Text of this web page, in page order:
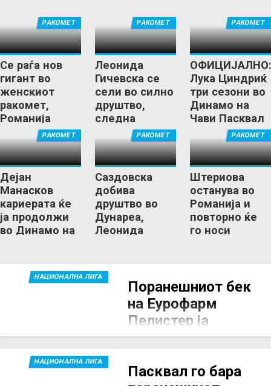
Се раѓа нов
гигант во
женскиот
ракомет,
Романија
решена да го
преземе
тронот
РАКОМЕТ
Леонида
Гичевска се
сели во силно
друштво,
следна
дестинација е
Романија
РАКОМЕТ
ОФИЦИЈАЛНО:
Лука Циндриќ
три сезони во
Динамо на
Чави Пасквал
РАКОМЕТ
Дејан
Манасков
кариерата ќе
ја продолжи
во Динамо на
РАКОМЕТ
Саздовска
добива
друштво во
Дунареа,
Леонида
Романија
РАКОМЕТ
Штериова
останува во
Романија и
повторно ќе
го носи
РАКОМЕТ
НАЦИОНАЛНА ЛИГА
Поранешниот бек
на Еурофарм
Пелистер ја
продолжи
Констанца
НАЦИОНАЛНА ЛИГА
Пасквал го бара